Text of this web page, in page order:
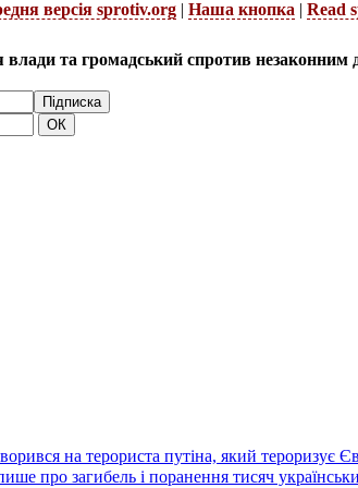
версія sprotiv.org | Наша кнопка | Read
влади та громадський спротив незаконним
на терориста путіна, який тероризує
про загибель і поранення тисяч